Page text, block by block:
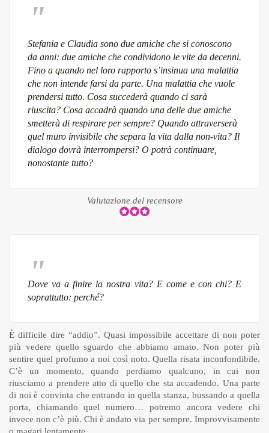
Stefania e Claudia sono due amiche che si conoscono
da anni: due amiche che condividono le vite da decenni.
Fino a quando nel loro rapporto s’insinua una malattia
che non intende farsi da parte. Una malattia che vuole
prendersi tutto. Cosa succederà quando ci sarà
riuscita? Cosa accadrà quando una delle due amiche
smetterà di respirare per sempre? Quando attraverserà
quel muro invisibile che separa la vita dalla non-vita? Il
dialogo dovrà interrompersi? O potrà continuare,
nonostante tutto?
Valutazione del recensore
Dove va a finire la nostra vita? E come e con chi? E
soprattutto: perché?
È difficile dire “addio”. Quasi impossibile accettare di non poter
più vedere quello sguardo che abbiamo amato. Non poter più
sentire quel profumo a noi così noto. Quella risata inconfondibile.
C’è un momento, quando perdiamo qualcuno, in cui non
riusciamo a prendere atto di quello che sta accadendo. Una parte
di noi è convinta che entrando in quella stanza, bussando a quella
porta, chiamando quel numero… potremo ancora vedere chi
invece non c’è più. Chi è andato via per sempre. Improvvisamente